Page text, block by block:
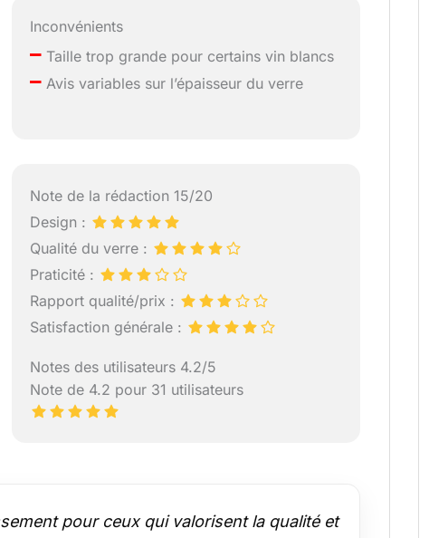
Inconvénients
– Taille trop grande pour certains vin blancs
– Avis variables sur l’épaisseur du verre
Note de la rédaction 15/20
Design :
Qualité du verre :
Praticité :
Rapport qualité/prix :
Satisfaction générale :
Notes des utilisateurs 4.2/5
Note de 4.2 pour 31 utilisateurs
pour ceux qui valorisent la qualité et